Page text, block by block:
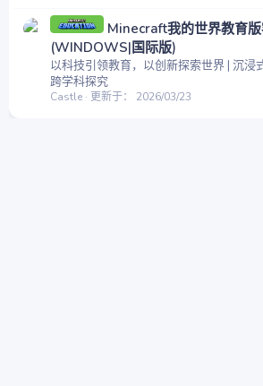
Minecraft我的世界教育
(WINDOWS|国际版)
以科技引领教育，以创新探索世界 | 沉浸
跨学科探究
Castle 更新于： 2026/03/23